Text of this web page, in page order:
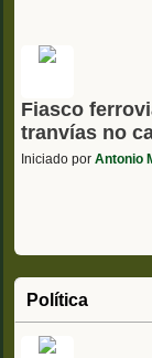
Fiasco
tranvías no
Iniciado por Antonio
Política